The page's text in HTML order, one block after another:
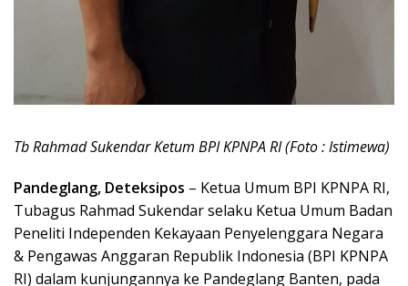
Tb Rahmad Sukendar Ketum BPI KPNPA RI (Foto : Istimewa)
Pandeglang, Deteksipos – Ketua Umum BPI KPNPA RI,
Tubagus Rahmad Sukendar selaku Ketua Umum Badan
Peneliti Independen Kekayaan Penyelenggara Negara
& Pengawas Anggaran Republik Indonesia (BPI KPNPA
RI) dalam kunjungannya ke Pandeglang Banten, pada